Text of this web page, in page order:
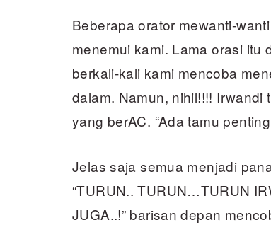
Beberapa orator mewanti-
menemui kami. Lama orasi itu
berkali-kali kami mencoba
dalam. Namun, nihil!!!!
yang berAC. “Ada tamu
Jelas saja semua menjadi
“TURUN.. TURUN…TURUN
JUGA..!” barisan depan